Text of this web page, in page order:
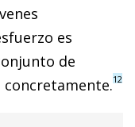
es
de
concretamente.12